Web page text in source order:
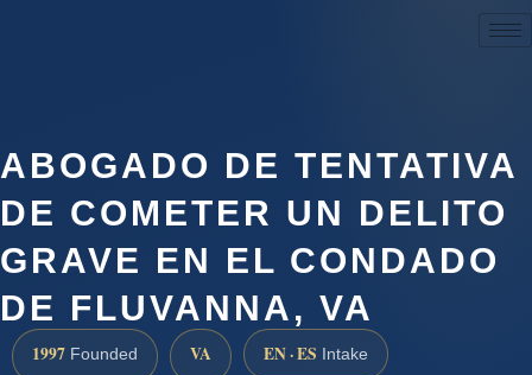
ABOGADO DE TENTATIVA
DE COMETER UN DELITO
GRAVE EN EL CONDADO
DE FLUVANNA, VA
1997 Founded VA EN · ES Intake